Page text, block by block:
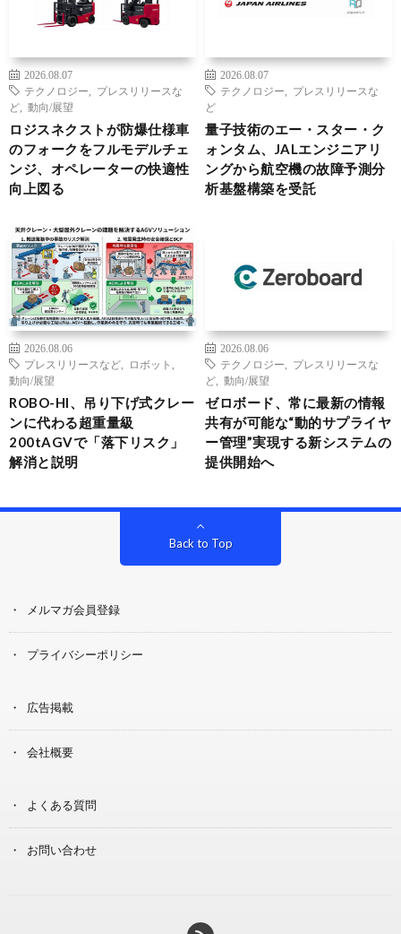
2026.08.07
テクノロジー
プレスリリースな
ど
動向/展望
ロジスネクストが防爆仕様車
のフォークをフルモデルチェ
ンジ、オペレーターの快適性
向上図る
2026.08.07
テクノロジー
プレスリリースな
ど
量子技術のエー・スター・ク
ォンタム、JALエンジニアリ
ングから航空機の故障予測分
析基盤構築を受託
2026.08.06
プレスリリースなど
ロボット
動向/展望
ROBO-HI、吊り下げ式クレー
ンに代わる超重量級
200tAGVで「落下リスク」
解消と説明
2026.08.06
テクノロジー
プレスリリースな
ど
動向/展望
ゼロボード、常に最新の情報
共有が可能な“動的サプライヤ
ー管理”実現する新システムの
提供開始へ
Back to Top
メルマガ会員登録
プライバシーポリシー
広告掲載
会社概要
よくある質問
お問い合わせ